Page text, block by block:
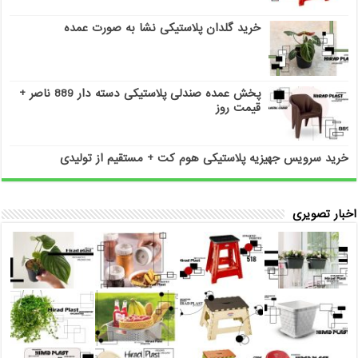
خرید گلدان پلاستیکی نشا به صورت عمده
پخش عمده صندلی پلاستیکی دسته دار 889 ناصر +
قیمت روز
خرید سرویس جهیزیه پلاستیکی هوم کت + مستقیم از تولیدی
اخبار تصویری